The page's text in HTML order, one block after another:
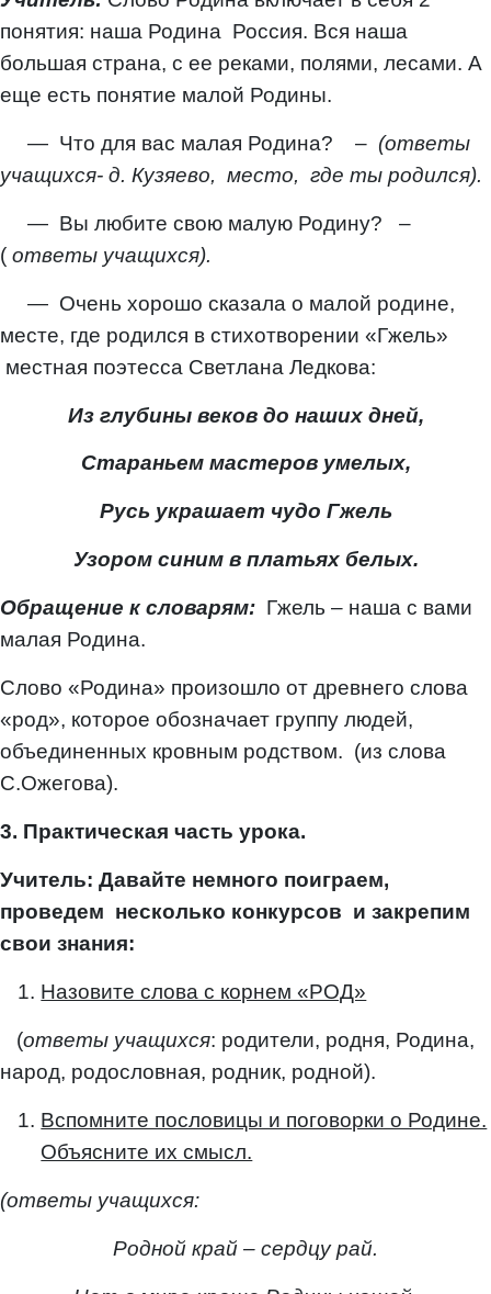
понятия: наша Родина Россия. Вся наша
большая страна, с ее реками, полями, лесами. А
еще есть понятие малой Родины.
— Что для вас малая Родина? – (ответы
учащихся- д. Кузяево, место, где ты родился).
— Вы любите свою малую Родину? –
( ответы учащихся).
— Очень хорошо сказала о малой родине,
месте, где родился в стихотворении «Гжель»
местная поэтесса Светлана Ледкова:
Из глубины веков до наших дней,
Стараньем мастеров умелых,
Русь украшает чудо Гжель
Узором синим в платьях белых.
Обращение к словарям: Гжель – наша с вами
малая Родина.
Слово «Родина» произошло от древнего слова
«род», которое обозначает группу людей,
объединенных кровным родством. (из слова
С.Ожегова).
3. Практическая часть урока.
Учитель: Давайте немного поиграем,
проведем несколько конкурсов и закрепим
свои знания:
Назовите слова с корнем «РОД»
(ответы учащихся: родители, родня, Родина,
народ, родословная, родник, родной).
Вспомните пословицы и поговорки о Родине.
Объясните их смысл.
(ответы учащихся:
Родной край – сердцу рай.